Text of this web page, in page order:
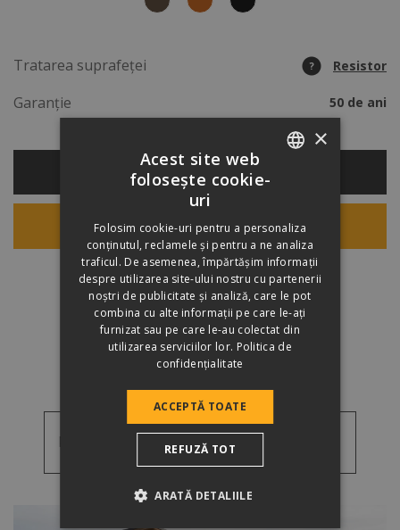
Tratarea suprafeței ? Resistor
Garanție 50 de ani
CALCULATOR MATERIALE
CALCULATOR DE PREȚ
DE UNDE CUMPĂR?
Poze de referință
Videoclipuri
ROMANIAN
×
Acest site web
folosește cookie-
uri
Folosim cookie-uri pentru a personaliza
conținutul, reclamele și pentru a ne analiza
traficul. De asemenea, împărtășim informații
despre utilizarea site-ului nostru cu partenerii
noștri de publicitate și analiză, care le pot
combina cu alte informații pe care le-ați
furnizat sau pe care le-au colectat din
utilizarea serviciilor lor. Politica de
confidențialitate
ACCEPTĂ TOATE
REFUZĂ TOT
ARATĂ DETALIILE